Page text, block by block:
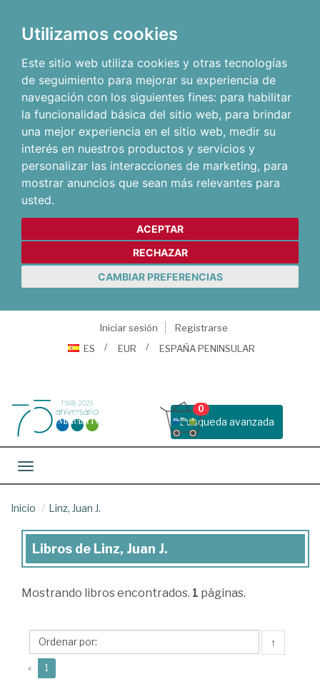
Utilizamos cookies
Este sitio web utiliza cookies y otras tecnologías
de seguimiento para mejorar su experiencia de
navegación con los siguientes fines: para habilitar
la funcionalidad básica del sitio web, para brindar
una mejor experiencia en el sitio web, medir su
interés en nuestros productos y servicios y
personalizar las interacciones de marketing, para
mostrar anuncios que sean más relevantes para
usted.
ACEPTAR
RECHAZAR
CAMBIAR PREFERENCIAS
Iniciar sesión
Registrarse
ES
EUR ESPAÑA PENINSULAR
Busqueda avanzada
0
Toggle navigation
Inicio Linz, Juan J.
Libros
Linz,
Libros de Linz, Juan J.
Mostrando libros encontrados. 1 páginas.
↑
« 1